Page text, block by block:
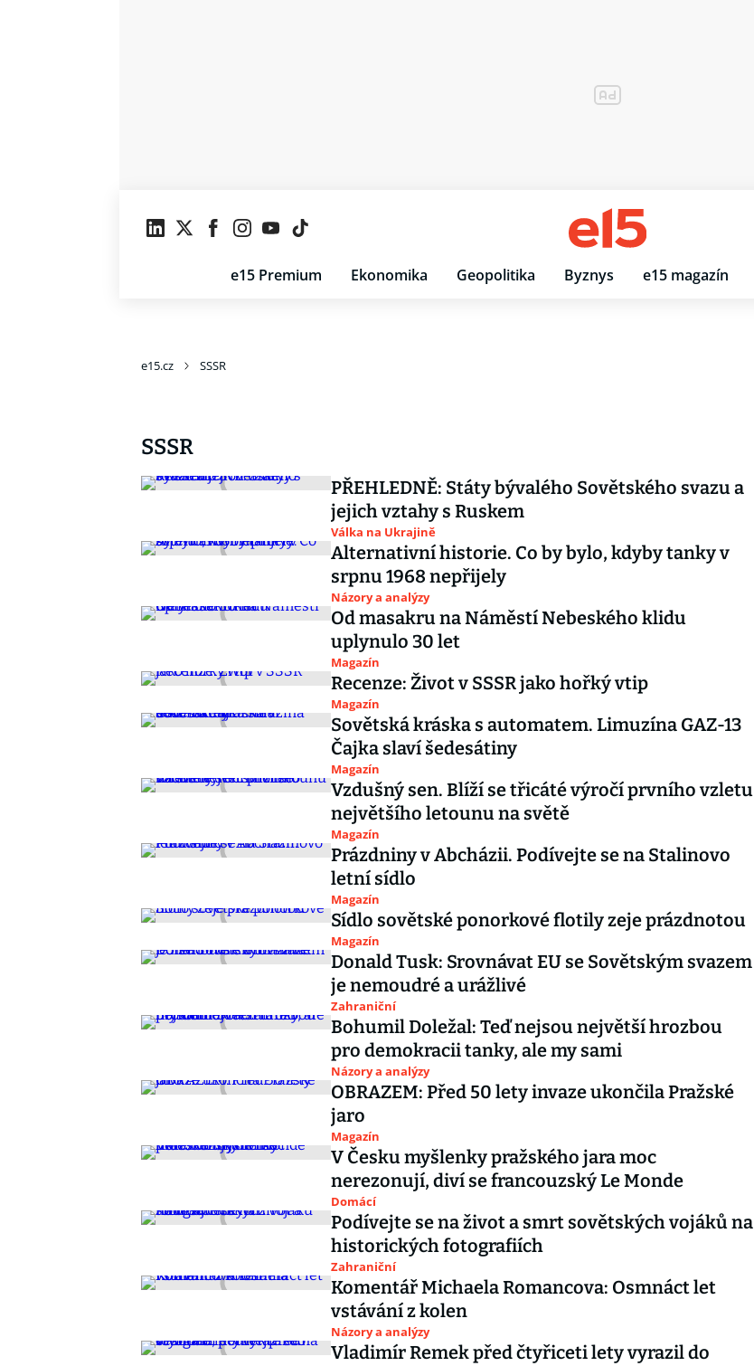
e15 Premium Ekonomika Geopolitika Byznys e15 magazín
e15.cz SSSR
SSSR
PŘEHLEDNĚ: Státy bývalého Sovětského svazu a
jejich vztahy s Ruskem
Válka na Ukrajině
Alternativní historie. Co by bylo, kdyby tanky v
srpnu 1968 nepřijely
Názory a analýzy
Od masakru na Náměstí Nebeského klidu
uplynulo 30 let
Magazín
Recenze: Život v SSSR jako hořký vtip
Magazín
Sovětská kráska s automatem. Limuzína GAZ-13
Čajka slaví šedesátiny
Magazín
Vzdušný sen. Blíží se třicáté výročí prvního vzletu
největšího letounu na světě
Magazín
Prázdniny v Abcházii. Podívejte se na Stalinovo
letní sídlo
Magazín
Sídlo sovětské ponorkové flotily zeje prázdnotou
Magazín
Donald Tusk: Srovnávat EU se Sovětským svazem
je nemoudré a urážlivé
Zahraniční
Bohumil Doležal: Teď nejsou největší hrozbou
pro demokracii tanky, ale my sami
Názory a analýzy
OBRAZEM: Před 50 lety invaze ukončila Pražské
jaro
Magazín
V Česku myšlenky pražského jara moc
nerezonují, diví se francouzský Le Monde
Domácí
Podívejte se na život a smrt sovětských vojáků na
historických fotografiích
Zahraniční
Komentář Michaela Romancova: Osmnáct let
vstávání z kolen
Názory a analýzy
Vladimír Remek před čtyřiceti lety vyrazil do